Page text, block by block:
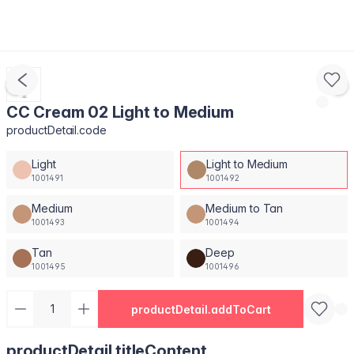
CC Cream 02 Light to Medium
productDetail.code
Light
1001491
Light to Medium
1001492
Medium
1001493
Medium to Tan
1001494
Tan
1001495
Deep
1001496
productDetail.addToCart